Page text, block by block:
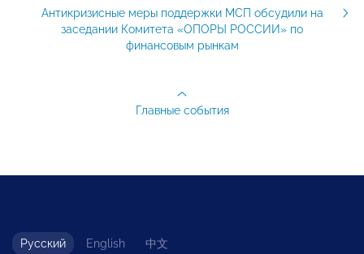
Антикризисные меры поддержки МСП обсудили на
заседании Комитета «ОПОРЫ РОССИИ» по
финансовым рынкам
Главные события
Русский English 中文